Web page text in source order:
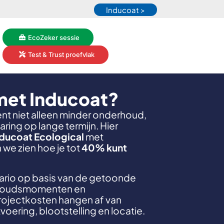
Inducoat >
EcoZeker sessie
Test & Trust proefvlak
Inducoat?
niet alleen minder onderhoud,
op lange termijn. Hier
Ecological met
zien hoe je tot40% kunt
op basis van de getoonde
en
hangen af van
blootstelling en locatie.